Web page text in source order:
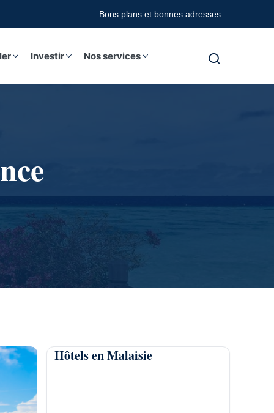
Bons plans et bonnes adresses
Investir Nos services
Hôtels en Malaisie